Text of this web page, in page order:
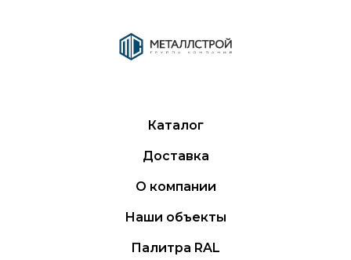
Каталог
Доставка
О компании
Наши объекты
Палитра RAL